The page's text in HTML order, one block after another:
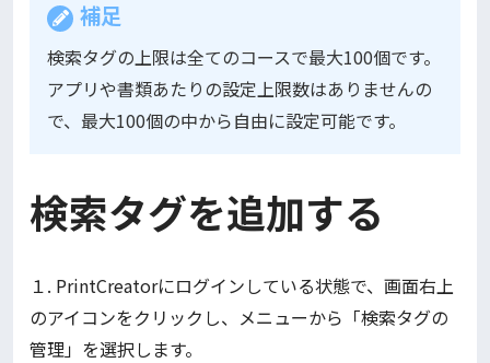
補足
検索タグの上限は全てのコースで最大100個です。
アプリや書類あたりの設定上限数はありませんの
で、最大100個の中から自由に設定可能です。
検索タグを追加する
１. PrintCreatorにログインしている状態で、画面右上
のアイコンをクリックし、メニューから「検索タグの
管理」を選択します。